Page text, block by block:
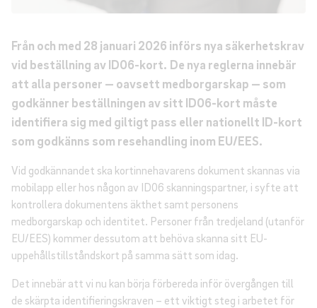
Från och med 28 januari 2026 införs nya säkerhetskrav
vid beställning av ID06-kort. De nya reglerna innebär
att alla personer — oavsett medborgarskap — som
godkänner beställningen av sitt ID06-kort måste
identifiera sig med giltigt pass eller nationellt ID-kort
som godkänns som resehandling inom EU/EES.
Vid godkännandet ska kortinnehavarens dokument skannas via
mobilapp eller hos någon av ID06 skanningspartner, i syfte att
kontrollera dokumentens äkthet samt personens
medborgarskap och identitet. Personer från tredjeland (utanför
EU/EES) kommer dessutom att behöva skanna sitt EU-
uppehållstillståndskort på samma sätt som idag.
Det innebär att vi nu kan börja förbereda inför övergången till
de skärpta identifieringskraven – ett viktigt steg i arbetet för